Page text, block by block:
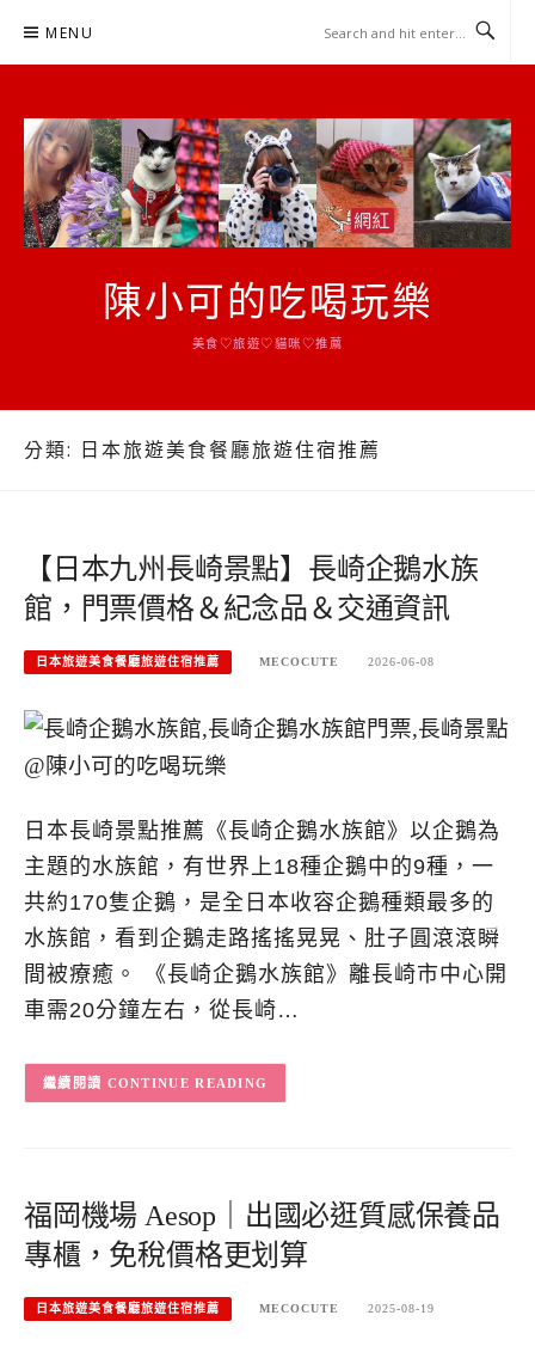
MENU
陳小可的吃喝玩樂
美食♡旅遊♡貓咪♡推薦
分類: 日本旅遊美食餐廳旅遊住宿推薦
【日本九州長崎景點】長崎企鵝水族
館，門票價格＆紀念品＆交通資訊
日本旅遊美食餐廳旅遊住宿推薦 MECOCUTE 2026-06-08
日本長崎景點推薦《長崎企鵝水族館》以企鵝為
主題的水族館，有世界上18種企鵝中的9種，一
共約170隻企鵝，是全日本收容企鵝種類最多的
水族館，看到企鵝走路搖搖晃晃、肚子圓滾滾瞬
間被療癒。 《長崎企鵝水族館》離長崎市中心開
車需20分鐘左右，從長崎…
CONTINUE READING
福岡機場 Aesop｜出國必逛質感保養品
專櫃，免稅價格更划算
日本旅遊美食餐廳旅遊住宿推薦 MECOCUTE 2025-08-19